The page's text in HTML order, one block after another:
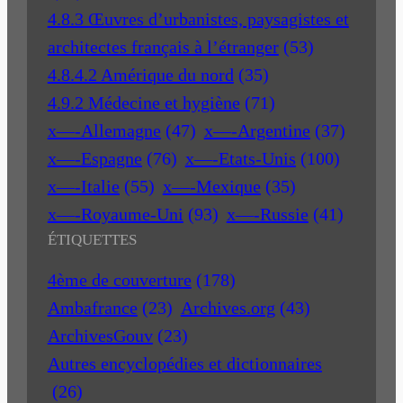
4.8.3 Œuvres d’urbanistes, paysagistes et
architectes français à l’étranger (53)
4.8.4.2 Amérique du nord (35)
4.9.2 Médecine et hygiène (71)
x—-Allemagne (47) x—-Argentine (37)
x—-Espagne (76) x—-Etats-Unis (100)
x—-Italie (55) x—-Mexique (35)
x—-Royaume-Uni (93) x—-Russie (41)
ÉTIQUETTES
4ème de couverture (178)
Ambafrance (23) Archives.org (43)
ArchivesGouv (23)
Autres encyclopédies et dictionnaires
(26)